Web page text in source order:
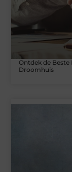
Ontdek de Beste
Droomhuis